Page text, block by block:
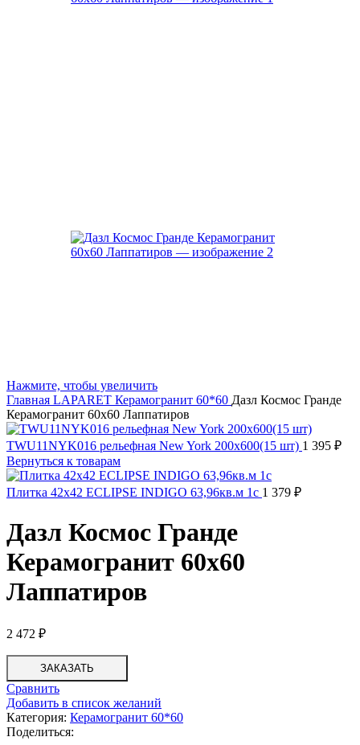
Нажмите, чтобы увеличить
Главная LAPARET Керамогранит 60*60 Дазл Космос Гранде
Керамогранит 60х60 Лаппатиров
TWU11NYK016 рельефная New York 200x600(15 шт) 1 395 ₽
Вернуться к товарам
Плитка 42x42 ECLIPSE INDIGO 63,96кв.м 1с 1 379 ₽
Дазл Космос Гранде
Керамогранит 60х60
Лаппатиров
2 472 ₽
ЗАКАЗАТЬ
Сравнить
Добавить в список желаний
Категория: Керамогранит 60*60
Поделиться: